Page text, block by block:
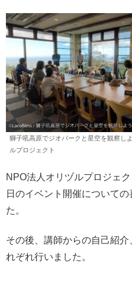
獅子吼高原でジオパークと星空を観察し
ルプロジェクト
NPO法人オリヅルプロジェ
日のイベント開催について
た。
その後、講師からの自己紹
れぞれ行いました。